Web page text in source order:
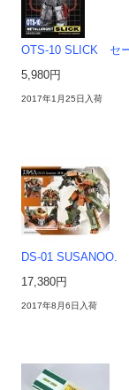
OTS-10 SLICK セ
5,980円
2017年1月25日入荷
DS-01 SUSANOO.
17,380円
2017年8月6日入荷